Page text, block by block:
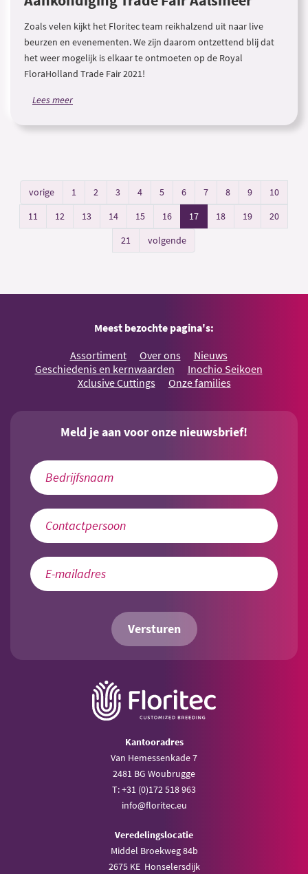
Zoals velen kijkt het Floritec team reikhalzend uit naar live
beurzen en evenementen. We zijn daarom ontzettend blij dat
het weer mogelijk is elkaar te ontmoeten op de Royal
FloraHolland Trade Fair 2021!
Lees meer
vorige 1 2 3 4 5 6 7 8 9
10
11
12 13 14 15 16 17 18 19
20
21
volgende
Meest bezochte pagina's:
Assortiment Over ons
Nieuws
Geschiedenis en kernwaarden
Inochio Seikoen
Xclusive Cuttings
Onze families
Meld je aan voor onze nieuwsbrief!
Versturen
Kantooradres
Van Hemessenkade 7
2481 BG Woubrugge
T: +31 (0)172 518 963
info@floritec.eu
Veredelingslocatie
Middel Broekweg 84b
2675 KE Honselersdijk